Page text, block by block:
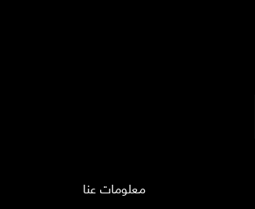
معلومات عنا